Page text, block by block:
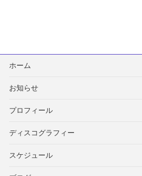
索:
ホーム
お知らせ
プロフィール
ディスコグラフィー
スケジュール